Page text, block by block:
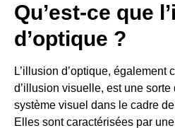
Qu’est-ce que
d’optique ?
L’illusion d’optique, également
d’illusion visuelle, est une
système visuel dans le cadre
Elles sont caractérisées par